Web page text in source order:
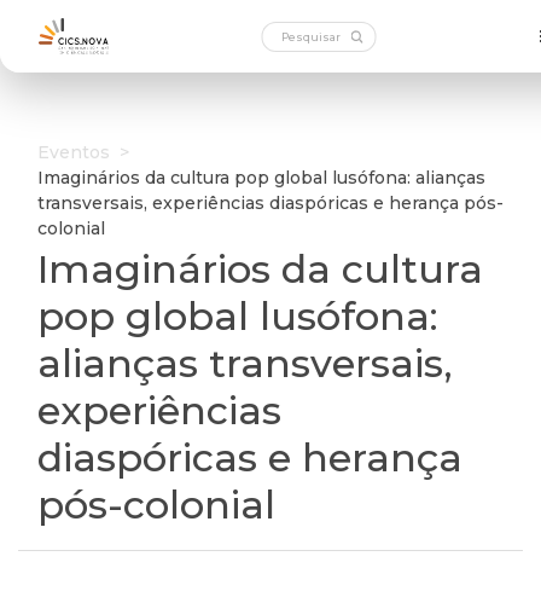
Eventos >
Imaginários da cultura pop global lusófona: alianças
transversais, experiências diaspóricas e herança pós-
colonial
Imaginários da cultura
pop global lusófona:
alianças transversais,
experiências
diaspóricas e herança
pós-colonial